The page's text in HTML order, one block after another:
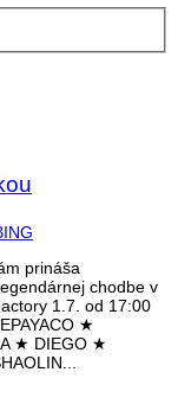
prináša
chodbe v
1.7. od 17:00
★
★ DIEGO ★